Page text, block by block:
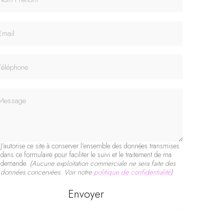
J'autorise ce site à conserver l'ensemble des données transmises
dans ce formulaire pour faciliter le suivi et le traitement de ma
demande. (Aucune exploitation commerciale ne sera faite des
données concervées. Voir notre politique de confidentialité)